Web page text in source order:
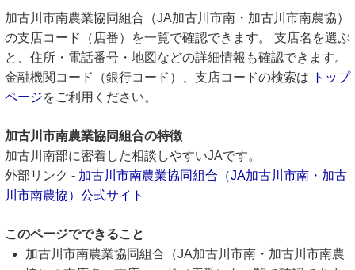
加古川市南農業協同組合（JA加古川市南・加古川市南農協）
の支店コード（店番）を一覧で確認できます。 支店名を選ぶ
と、住所・電話番号・地図などの詳細情報も確認できます。
金融機関コード（銀行コード）、支店コードの検索は
トップ
ページをご利用ください。
加古川市南農業協同組合の特徴
加古川南部に密着した相談しやすいJAです。
外部リンク - 加古川市南農業協同組合（JA加古川市南・加古
川市南農協）公式サイト
このページでできること
加古川市南農業協同組合（JA加古川市南・加古川市南農